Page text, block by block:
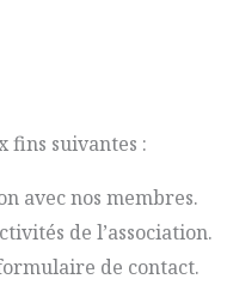
fins suivantes :
avec nos membres.
de l’association.
de contact.